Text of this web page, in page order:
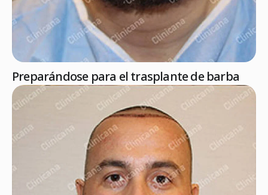
Preparándose para el trasplante de barba